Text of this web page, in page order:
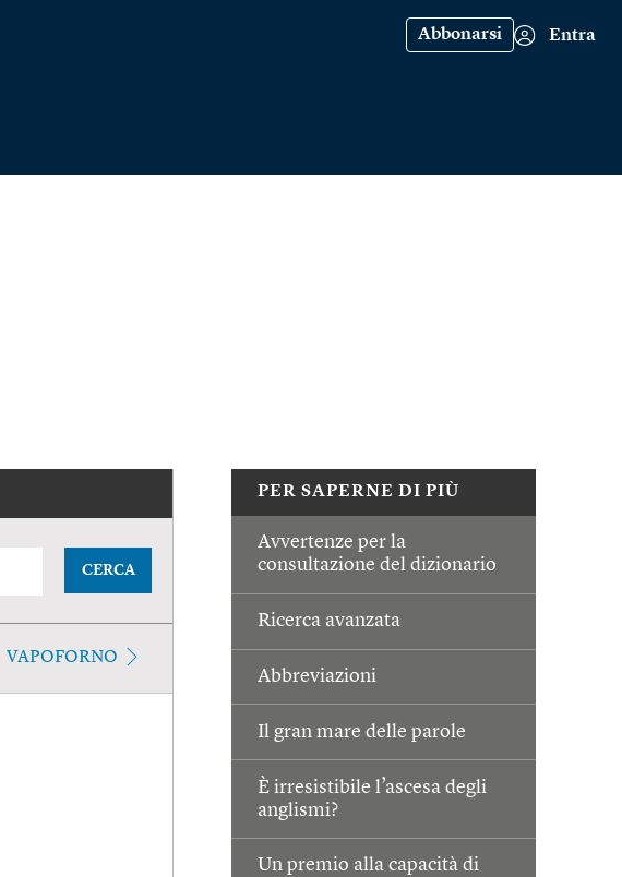
Abbonarsi Entra
PER SAPERNE DI PIÙ
Avvertenze per la
consultazione del dizionario
Ricerca avanzata
Abbreviazioni
Il gran mare delle parole
È irresistibile l’ascesa degli
anglismi?
Un premio alla capacità di
CERCA
VAPOFORNO